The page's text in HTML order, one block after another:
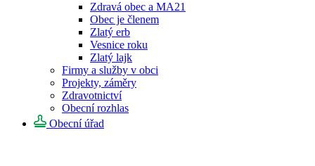
Zdravá obec a MA21
Obec je členem
Zlatý erb
Vesnice roku
Zlatý lajk
Firmy a služby v obci
Projekty, záměry
Zdravotnictví
Obecní rozhlas
Obecní úřad